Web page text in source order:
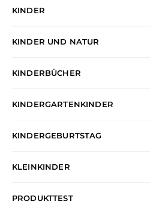
KINDER
KINDER UND NATUR
KINDERBÜCHER
KINDERGARTENKINDER
KINDERGEBURTSTAG
KLEINKINDER
PRODUKTTEST